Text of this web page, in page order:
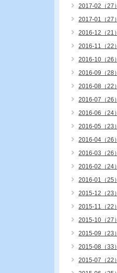
2017-02（27）
2017-01（27）
2016-12（21）
2016-11（22）
2016-10（26）
2016-09（28）
2016-08（22）
2016-07（26）
2016-06（24）
2016-05（23）
2016-04（26）
2016-03（26）
2016-02（24）
2016-01（25）
2015-12（23）
2015-11（22）
2015-10（27）
2015-09（23）
2015-08（33）
2015-07（22）